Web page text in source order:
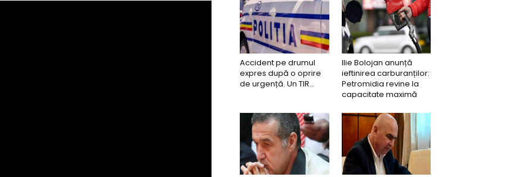
Accident pe drumul
expres după o oprire
de urgență. Un TIR...
Ilie Bolojan anunță
ieftinirea carburanților:
Petromidia revine la
capacitate maximă